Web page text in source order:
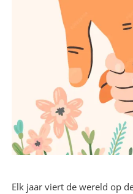
Elk jaar viert de wereld op